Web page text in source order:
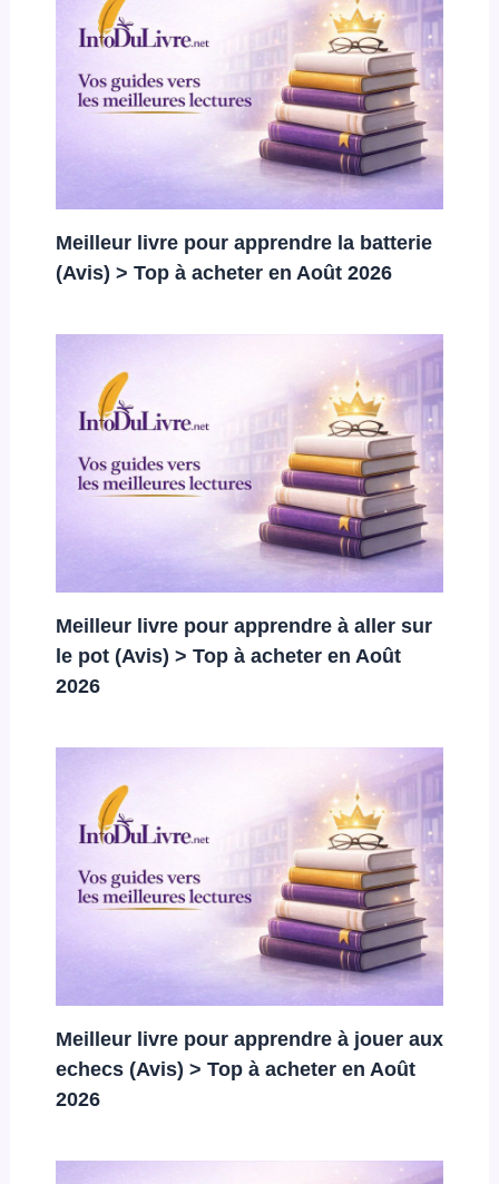
Meilleur livre pour apprendre la batterie
(Avis) > Top à acheter en Août 2026
Meilleur livre pour apprendre à aller sur
le pot (Avis) > Top à acheter en Août
2026
Meilleur livre pour apprendre à jouer aux
echecs (Avis) > Top à acheter en Août
2026